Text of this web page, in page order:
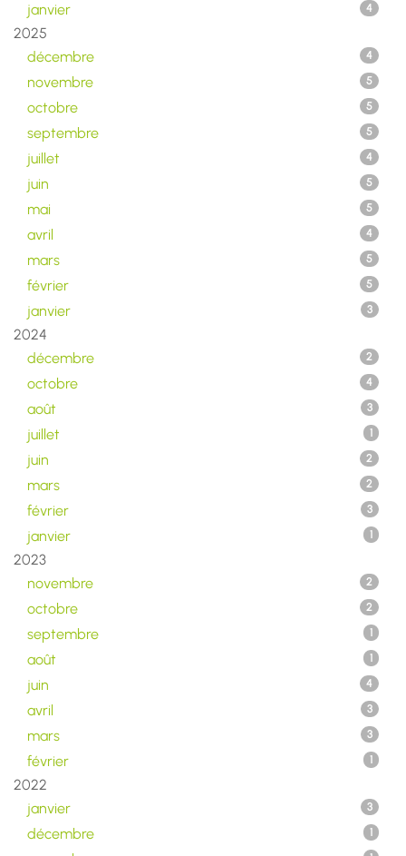
janvier 4
2025
décembre
4
novembre 5
octobre 5
septembre 5
juillet 4
juin 5
mai 5
avril 4
mars 5
février 5
janvier 3
2024
décembre
2
octobre 4
août 3
juillet 1
juin 2
mars 2
février 3
janvier 1
2023
novembre
2
octobre 2
septembre 1
août 1
juin 4
avril 3
mars 3
février 1
2022
janvier
3
décembre 1